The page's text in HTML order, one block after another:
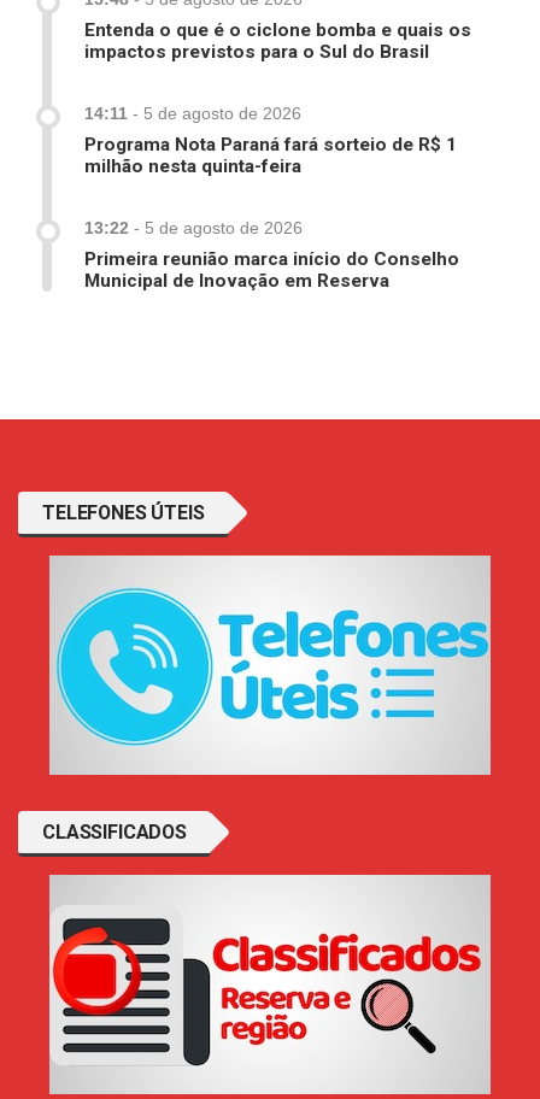
Entenda o que é o ciclone bomba e quais os
impactos previstos para o Sul do Brasil
14:11 - 5 de agosto de 2026
Programa Nota Paraná fará sorteio de R$ 1
milhão nesta quinta-feira
13:22 - 5 de agosto de 2026
Primeira reunião marca início do Conselho
Municipal de Inovação em Reserva
TELEFONES ÚTEIS
CLASSIFICADOS